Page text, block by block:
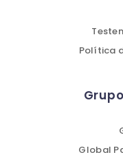
Política
Global